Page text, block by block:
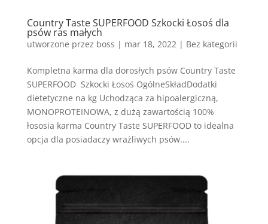
Country Taste SUPERFOOD Szkocki Łosoś dla
psów ras małych
utworzone przez boss | mar 18, 2022| Bez kategorii
Kompletna karma dla dorosłych psów Country Taste
SUPERFOOD Szkocki Łosoś OgólneSkładDodatki
dietetyczne na kg Uchodząca za hipoalergiczną,
MONOPROTEINOWA, z dużą zawartością 100%
łososia karma Country Taste SUPERFOOD to idealna
opcja dla posiadaczy wrażliwych psów....